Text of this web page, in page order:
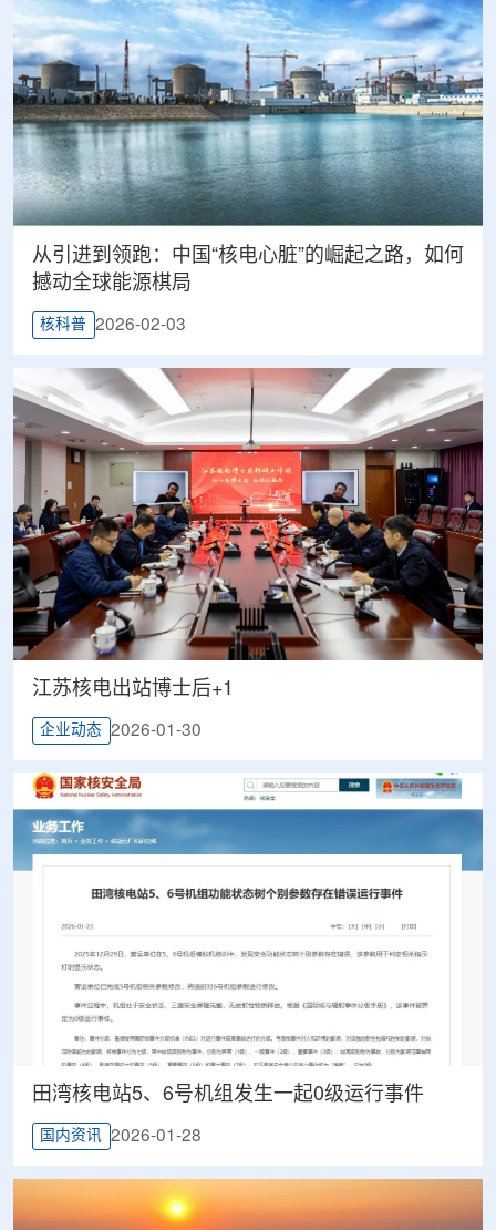
从引进到领跑：中国“核电心脏”的崛起之路，如何
撼动全球能源棋局
核科普 2026-02-03
江苏核电出站博士后+1
企业动态 2026-01-30
田湾核电站5、6号机组发生一起0级运行事件
国内资讯 2026-01-28